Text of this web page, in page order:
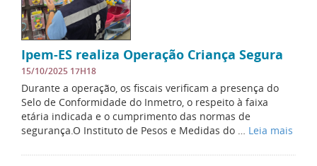
Ipem-ES realiza Operação Criança Segura
15/10/2025 17H18
Durante a operação, os fiscais verificam a presença do
Selo de Conformidade do Inmetro, o respeito à faixa
etária indicada e o cumprimento das normas de
segurança.O Instituto de Pesos e Medidas do … Leia mais